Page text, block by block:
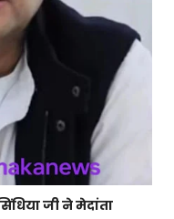
जी ने मेदांता